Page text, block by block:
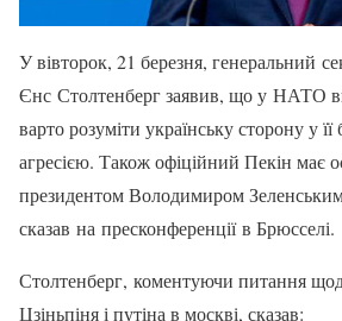
У вівторок, 21 березня, генеральний
Єнс Столтенберг заявив, що у НАТО
варто розуміти українську сторону у її
агресією. Також офіційний Пекін має
президентом Володимиром
сказав на пресконференції в Брюсселі.
Столтенберг, коментуючи питання
Цзіньпіня і путіна в москві, сказав: